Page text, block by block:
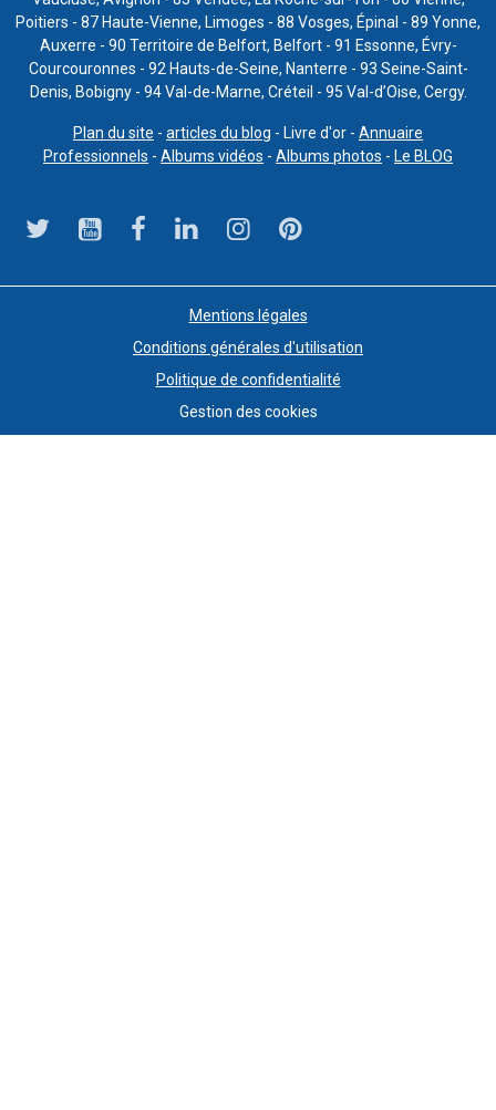
Poitiers - 87 Haute-Vienne, Limoges - 88 Vosges, Épinal - 89 Yonne,
Auxerre - 90 Territoire de Belfort, Belfort - 91 Essonne, Évry-
Courcouronnes - 92 Hauts-de-Seine, Nanterre - 93 Seine-Saint-
Denis, Bobigny - 94 Val-de-Marne, Créteil - 95 Val-d’Oise, Cergy.
Plan du site - articles du blog - Livre d'or - Annuaire
Professionnels - Albums vidéos - Albums photos - Le BLOG
Mentions légales
Conditions générales d'utilisation
Politique de confidentialité
Gestion des cookies